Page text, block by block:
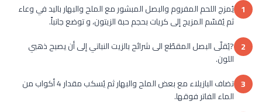
1 يُمزج اللحم المفروم والبصل المبشور مع الملح والبهار باليد في وعاء
ثم يُقسّم المزيج إلى كريات بحجم حبة الزيتون، و توضع جانباً.
2 ?يُقلّى البصل المقطّع الى شرائح بالزيت النباتي إلى أن يصبح ذهبي
اللون.
3
تضاف البازيلاء مع بعض الملح والبهار ثم يُسكب مقدار 4 أكواب من
الماء الفاتر فوقها.